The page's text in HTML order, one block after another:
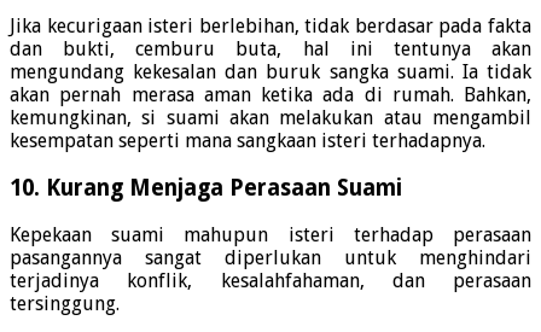
Jika kecurigaan isteri berlebihan, tidak berdasar pada fakta
dan bukti, cemburu buta, hal ini tentunya akan
mengundang kekesalan dan buruk sangka suami. Ia tidak
akan pernah merasa aman ketika ada di rumah. Bahkan,
kemungkinan, si suami akan melakukan atau mengambil
kesempatan seperti mana sangkaan isteri terhadapnya.
10. Kurang Menjaga Perasaan Suami
Kepekaan suami mahupun isteri terhadap perasaan
pasangannya sangat diperlukan untuk menghindari
terjadinya konflik, kesalahfahaman, dan perasaan
tersinggung.